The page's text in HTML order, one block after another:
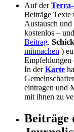
Auf der
Beiträge
Austausch
kostenlos –
Beitrag.
mitmachen )
Empfehlungen
In der Karte
eintragen und
mit ihnen zu
Beiträge